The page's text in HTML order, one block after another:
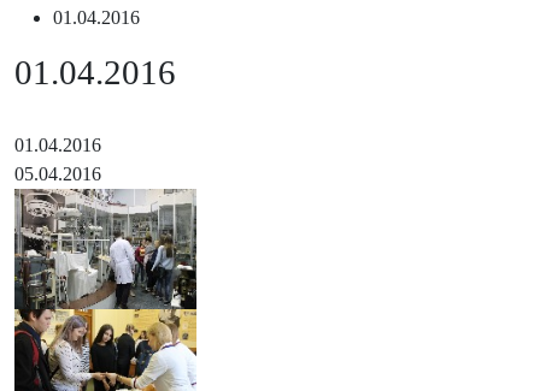
01.04.2016
01.04.2016
01.04.2016
05.04.2016